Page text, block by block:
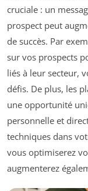
cruciale : un
prospect peut
de succès. Par
sur vos prospects
liés à leur secteur,
défis. De plus, les
une opportunité
personnelle et
techniques dans
vous optimiserez
augmenterez